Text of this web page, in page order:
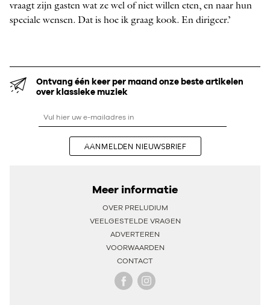
vraagt zijn gasten wat ze wel of niet willen eten, en naar hun
speciale wensen. Dat is hoe ik graag kook. En dirigeer.’
Ontvang één keer per maand onze beste artikelen
over klassieke muziek
AANMELDEN NIEUWSBRIEF
Meer informatie
OVER PRELUDIUM
VEELGESTELDE VRAGEN
ADVERTEREN
VOORWAARDEN
CONTACT